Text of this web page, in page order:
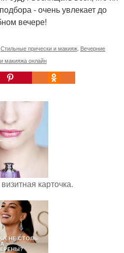
- очень увлекает до
вечере!
Стильные прически и макияж Вечерние
макияжа онлайн
карточка.